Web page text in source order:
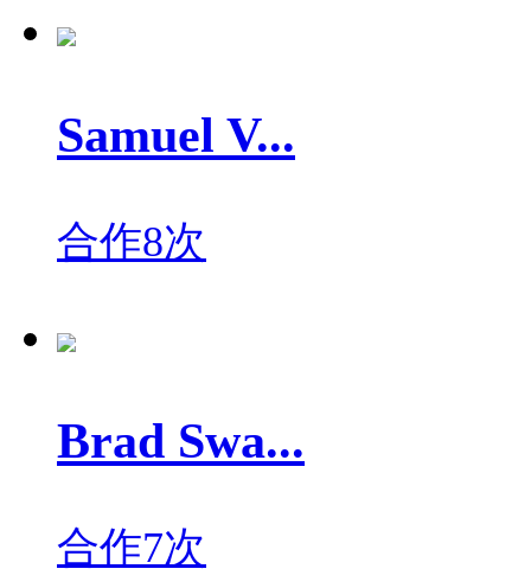
Samuel V...
合作8次
Brad Swa...
合作7次